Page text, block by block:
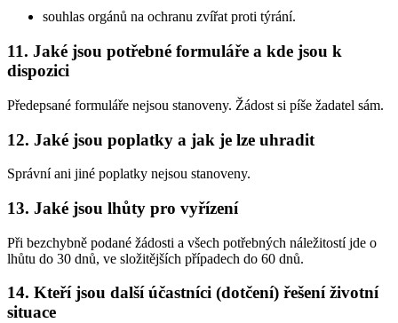
souhlas orgánů na ochranu zvířat proti týrání.
11. Jaké jsou potřebné formuláře a kde jsou k
dispozici
Předepsané formuláře nejsou stanoveny. Žádost si píše žadatel sám.
12. Jaké jsou poplatky a jak je lze uhradit
Správní ani jiné poplatky nejsou stanoveny.
13. Jaké jsou lhůty pro vyřízení
Při bezchybně podané žádosti a všech potřebných náležitostí jde o
lhůtu do 30 dnů, ve složitějších případech do 60 dnů.
14. Kteří jsou další účastníci (dotčení) řešení životní
situace